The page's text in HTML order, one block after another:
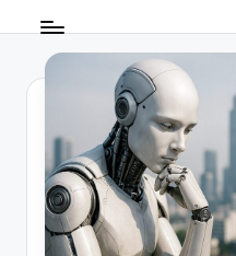
ン
ガ
ー
ン
グ